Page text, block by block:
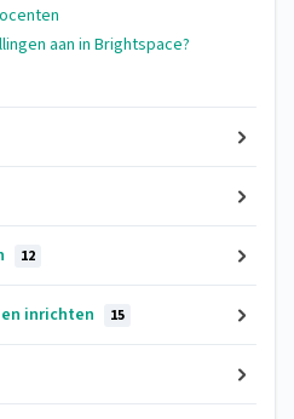
aan in Brightspace?
12
inrichten 15